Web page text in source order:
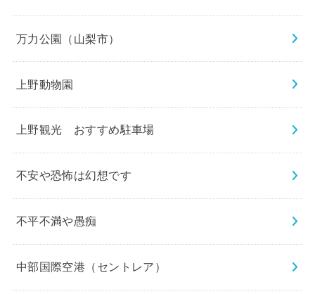
万力公園（山梨市）
上野動物園
上野観光 おすすめ駐車場
不安や恐怖は幻想です
不平不満や愚痴
中部国際空港（セントレア）